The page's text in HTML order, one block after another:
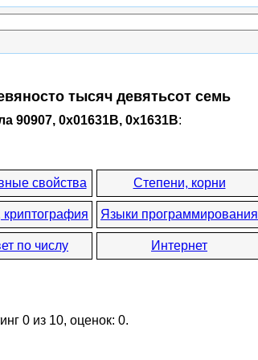
тысяч девятьсот семь
90907, 0x01631B, 0x1631B:
свойства Степени, корни
Языки программирования
по числу Интернет
0 из 10, оценок: 0.